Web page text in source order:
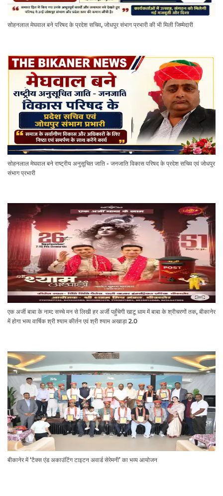
सोहनलाल मेघवाल बने परिषद के प्रदेश सचिव, जोधपुर संभाग प्रभारी की भी मिली जिम्मेदारी
सोहनलाल मेघवाल बने राष्ट्रीय अनुसूचित जाति - जनजाति विकास परिषद के प्रदेश सचिव एवं जोधपुर
संभाग प्रभारी
एक अर्जी बाबा के नाम: सच्चे मन से लिखी हर अर्जी पहुँचेगी खाटू धाम में बाबा के श्रीचरणों तक, बीकानेर
में होगा भव्य वार्षिक श्री श्याम कीर्तन एवं श्री श्याम अखाड़ा 2.0
बीकानेर में ‘टैक्स एंड अकाउंटिंग टाइटन अवार्ड सेरेमनी’ का भव्य आयोजन